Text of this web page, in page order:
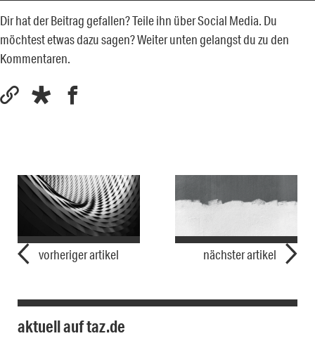
Dir hat der Beitrag gefallen? Teile ihn über Social Media. Du
möchtest etwas dazu sagen? Weiter unten gelangst du zu den
Kommentaren.
vorheriger artikel nächster artikel
aktuell auf taz.de